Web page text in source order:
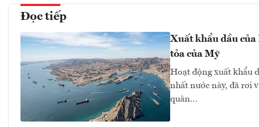
Đọc tiếp
Xuất khẩu dầu
tỏa của Mỹ
Hoạt động xuất khẩu
nhất nước này, đã rơi
quân...